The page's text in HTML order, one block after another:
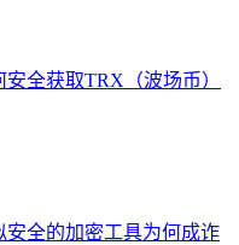
全获取TRX（波场币）
安全的加密工具为何成诈